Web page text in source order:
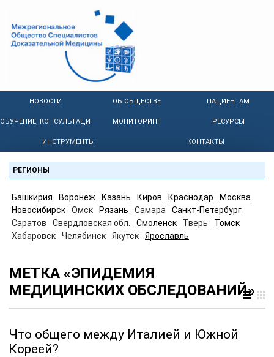
НОВОСТИ ОБ ОБЩЕСТВЕ ПАЦИЕНТАМ
ОБУЧЕНИЕ, КОНСУЛЬТАЦИИ МОНИТОРИНГ РЕСУРСЫ
ИНСТРУМЕНТЫ КОНТАКТЫ
РЕГИОНЫ
Башкирия Воронеж Казань Киров Краснодар
Москва
Новосибирск
Омск Рязань Самара
Санкт-Петербург
Саратов
Свердловская обл. Смоленск Тверь
Томск
Хабаровск
Челябинск Якутск Ярославль
МЕТКА «ЭПИДЕМИЯ
МЕДИЦИНСКИХ ОБСЛЕДОВАНИЙ»
Что общего между Италией и Южной
Кореей?